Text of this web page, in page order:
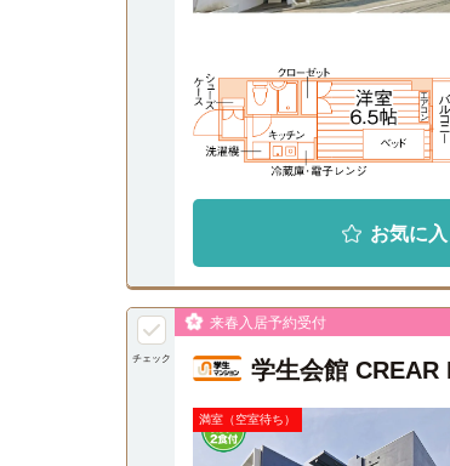
お気に入
チェック
来春入居予約受付
学生会館 CREAR
満室（空室待ち）